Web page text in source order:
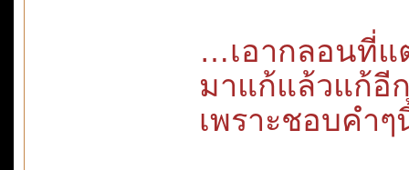
…เอากลอนที่แ
มาแก้แล้วแก้อี
เพราะชอบคำ